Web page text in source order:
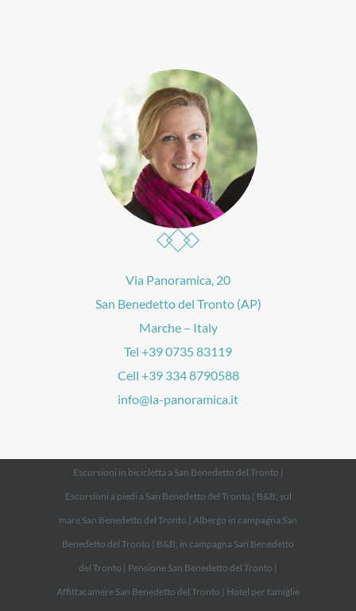
Via Panoramica, 20
San Benedetto del Tronto (AP)
Marche – Italy
Tel +39 0735 83119
Cell +39 334 8790588
info@la-panoramica.it
Escursioni in bicicletta a San Benedetto del Tronto |
Escursioni a piedi a San Benedetto del Tronto | B&B; sul
mare San Benedetto del Tronto | Albergo in campagna San
Benedetto del Tronto | B&B; in campagna San Benedetto
del Tronto | Pensione San Benedetto del Tronto |
Affittacamere San Benedetto del Tronto | Hotel per famiglie